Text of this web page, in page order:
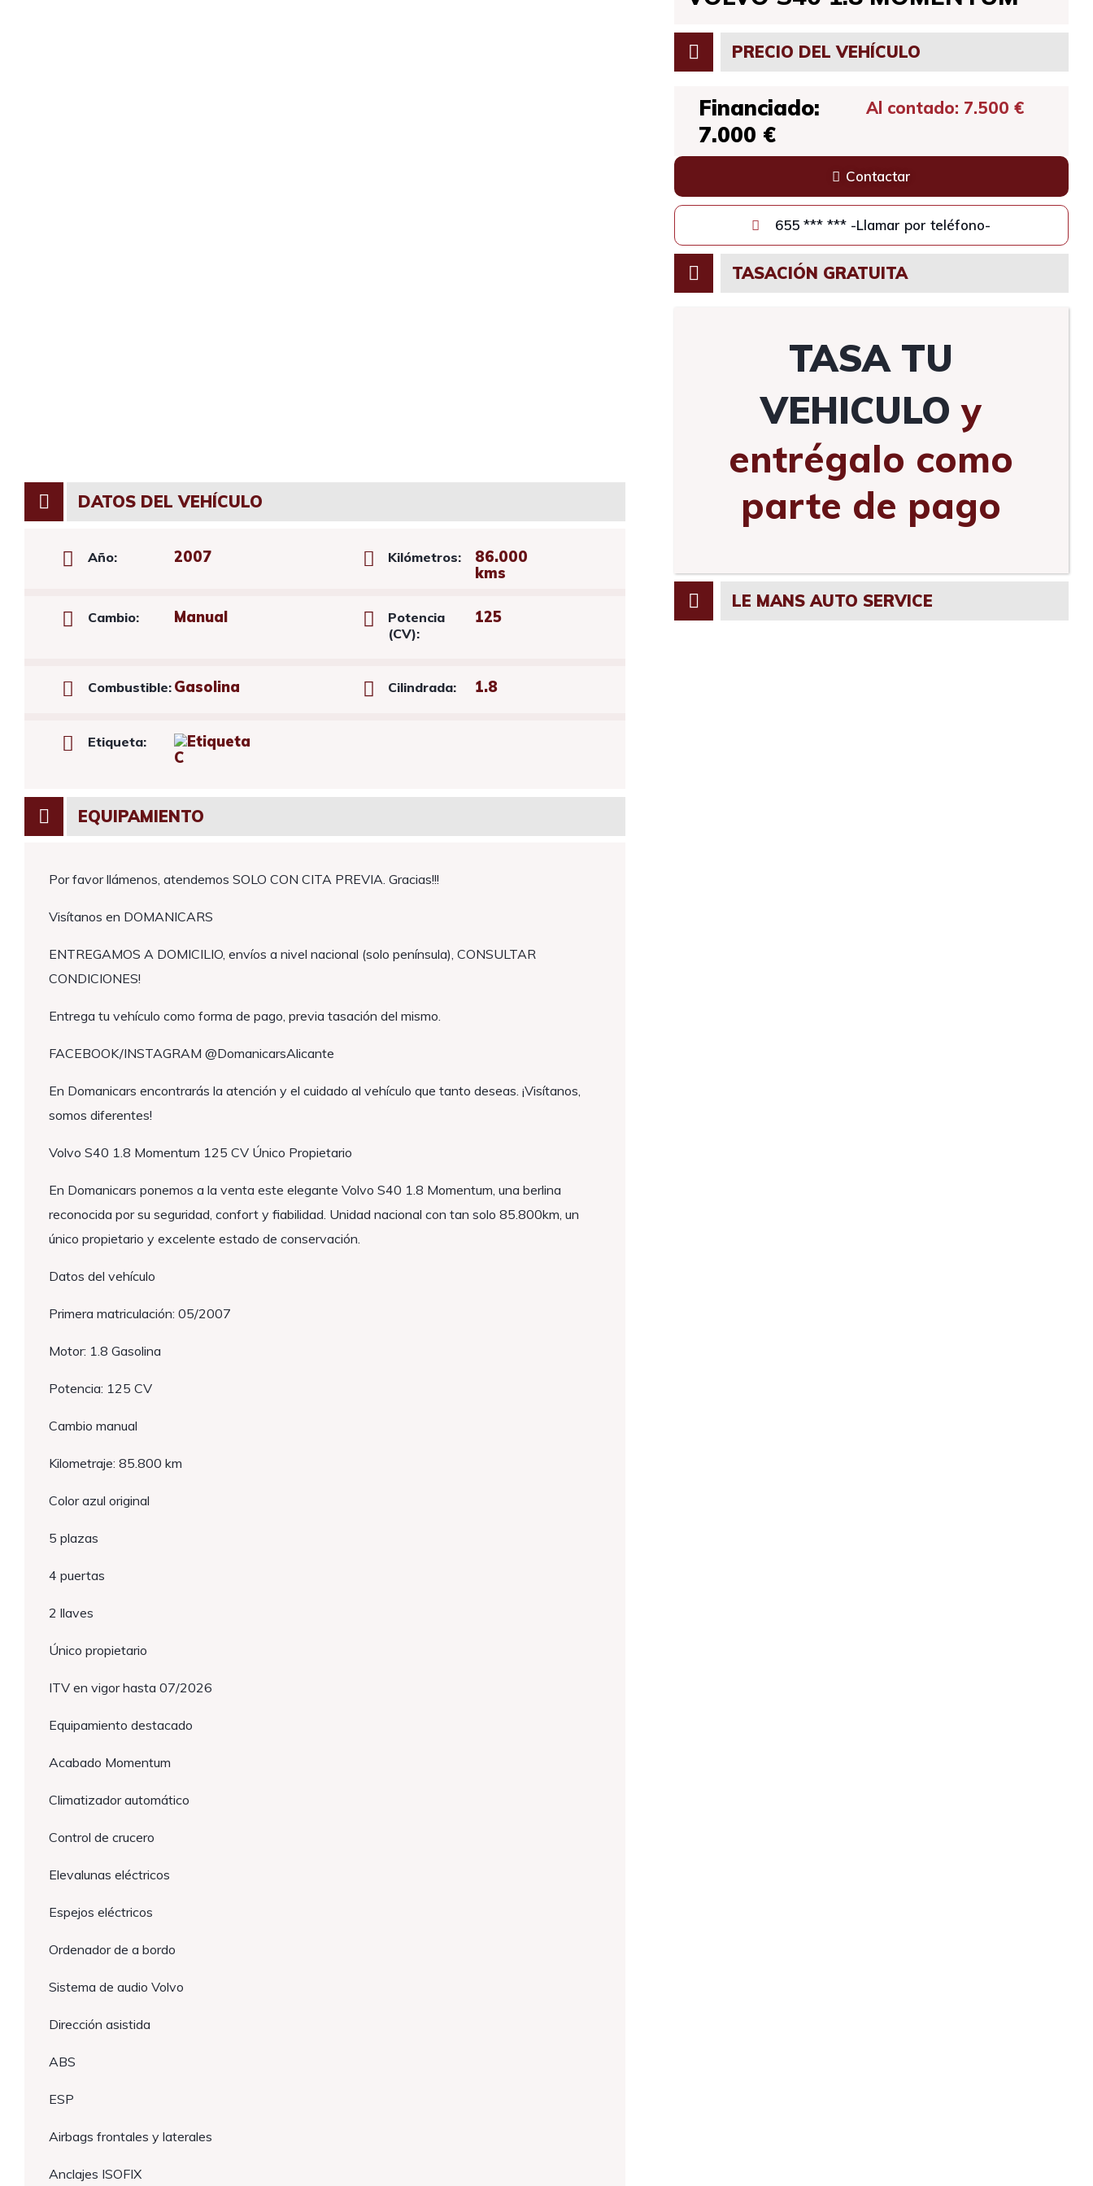
DATOS DEL VEHÍCULO
Año: 2007 Kilómetros:
86.000
kms
Cambio: Manual
Potencia
(CV):
125
Combustible: Gasolina Cilindrada: 1.8
Etiqueta:
EQUIPAMIENTO
Por favor llámenos, atendemos SOLO CON CITA PREVIA. Gracias!!!
Visítanos en DOMANICARS
ENTREGAMOS A DOMICILIO, envíos a nivel nacional (solo península), CONSULTAR
CONDICIONES!
Entrega tu vehículo como forma de pago, previa tasación del mismo.
FACEBOOK/INSTAGRAM @DomanicarsAlicante
En Domanicars encontrarás la atención y el cuidado al vehículo que tanto deseas. ¡Visítanos,
somos diferentes!
Volvo S40 1.8 Momentum 125 CV Único Propietario
En Domanicars ponemos a la venta este elegante Volvo S40 1.8 Momentum, una berlina
reconocida por su seguridad, confort y fiabilidad. Unidad nacional con tan solo 85.800km, un
único propietario y excelente estado de conservación.
Datos del vehículo
Primera matriculación: 05/2007
Motor: 1.8 Gasolina
Potencia: 125 CV
Cambio manual
Kilometraje: 85.800 km
Color azul original
5 plazas
4 puertas
2 llaves
Único propietario
ITV en vigor hasta 07/2026
Equipamiento destacado
Acabado Momentum
Climatizador automático
Control de crucero
Elevalunas eléctricos
Espejos eléctricos
Ordenador de a bordo
Sistema de audio Volvo
Dirección asistida
ABS
ESP
Airbags frontales y laterales
Anclajes ISOFIX
PRECIO DEL VEHÍCULO
Financiado:
7.000 €
Al contado: 7.500 €
Contactar
655 *** *** -Llamar por teléfono-
TASACIÓN GRATUITA
TASA TU
VEHICULO y
entrégalo como
parte de pago
LE MANS AUTO SERVICE